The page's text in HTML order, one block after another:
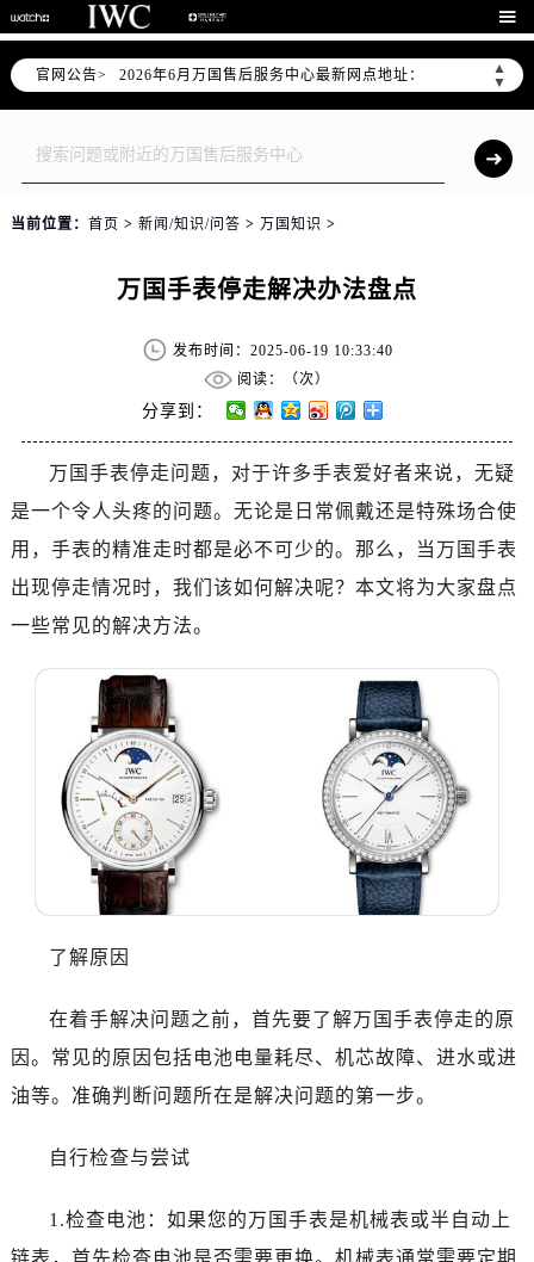

官网公告>
▲
▼
2026年6月万国上海市售后服务网络优化升级公告
2026年6月上海市万国官方售后客户服务热线：400-992-7093
2026年6月万国售后服务中心最新网点地址：
上海市徐汇区虹桥路3号港汇中心写字楼2座37层3705室（需提前预约）
当前位置： 首页 > 新闻/知识/问答 > 万国知识 >
万国手表停走解决办法盘点
发布时间：2025-06-19 10:33:40
阅读：（次）
分享到：
万国手表停走问题，对于许多手表爱好者来说，无疑
是一个令人头疼的问题。无论是日常佩戴还是特殊场合使
用，手表的精准走时都是必不可少的。那么，当万国手表
出现停走情况时，我们该如何解决呢？本文将为大家盘点
一些常见的解决方法。
了解原因
在着手解决问题之前，首先要了解万国手表停走的原
因。常见的原因包括电池电量耗尽、机芯故障、进水或进
油等。准确判断问题所在是解决问题的第一步。
自行检查与尝试
1.检查电池：如果您的万国手表是机械表或半自动上
链表，首先检查电池是否需要更换。机械表通常需要定期